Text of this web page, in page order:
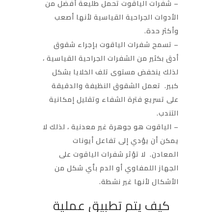
– شفرات الياقوت تحمل طليعة أفضل من
الأدوات الجراحية القياسية لأنها أصعب
وأكثر حدة.
– تسمح شفرات الياقوت بإجراء شقوق
أدق بكثير من الشفرات الجراحية القياسية ،
لذلك ينخفض مستوى تلف الخلايا بشكل
كبير. تعمل الشقوق النظيفة والدقيقة
على تسريع فترة الشفاء وتقليل إمكانية
التندب.
– الياقوت هو جوهرة غير معدنية ، لذلك لا
يمكن أن يؤدي إلى تفاعل أيونات
المعادن. لا تؤثر شفرات الياقوت على
الجهاز اللمفاوي أو الدم بأي شكل من
الأشكال لأنها غير نشطة.